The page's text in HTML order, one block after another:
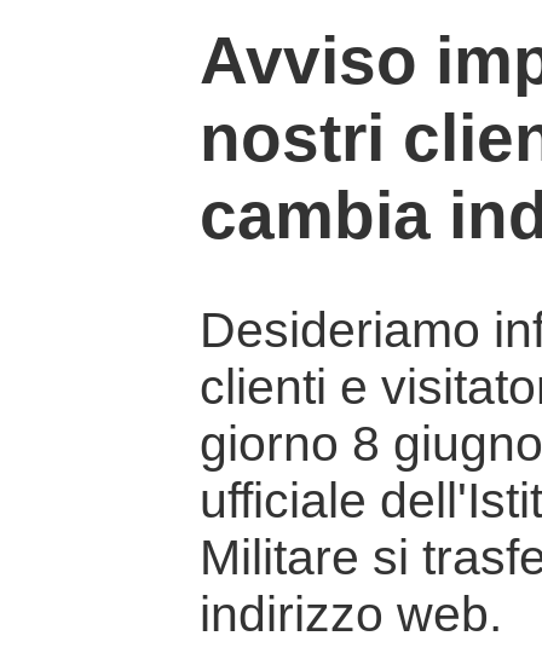
Avviso
nostri
cambia
Desideriamo
clienti e
giorno 8
ufficiale
Militare si
indirizzo web.